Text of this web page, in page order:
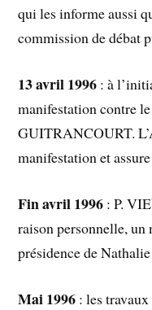
qui les informe aussi
commission de débat
13 avril 1996 : à
manifestation contre
GUITRANCOURT.
manifestation et
Fin avril 1996 : P.
raison personnelle, un
présidence de
Mai 1996 : les